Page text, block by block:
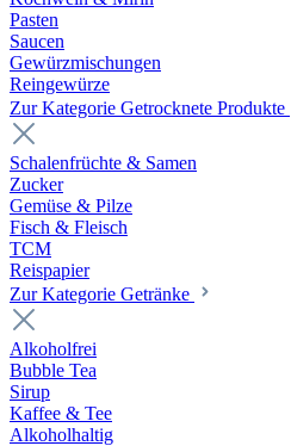
Pasten
Saucen
Gewürzmischungen
Reingewürze
Zur Kategorie Getrocknete Produkte
Schalenfrüchte & Samen
Zucker
Gemüse & Pilze
Fisch & Fleisch
TCM
Reispapier
Zur Kategorie Getränke
Alkoholfrei
Bubble Tea
Sirup
Kaffee & Tee
Alkoholhaltig